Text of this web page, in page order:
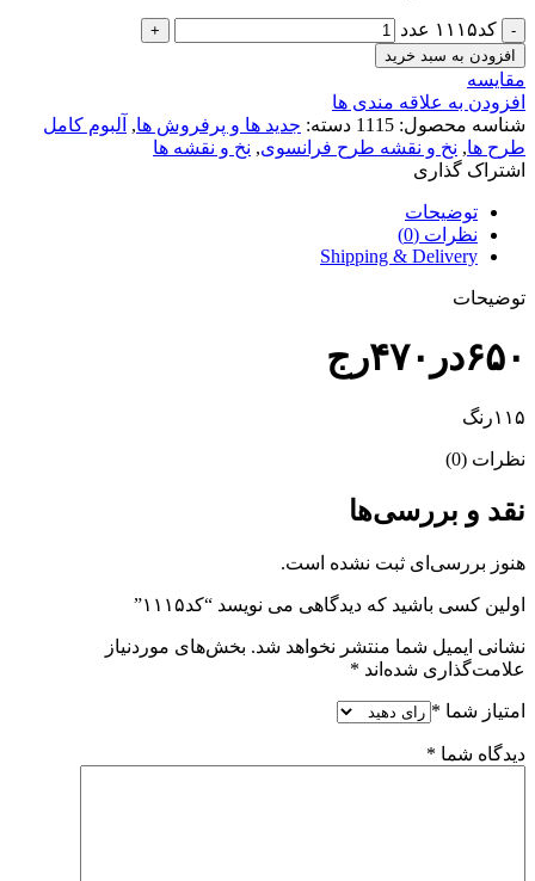
کد۱۱۱۵ عدد
افزودن به سبد خرید
مقایسه
افزودن به علاقه مندی ها
شناسه محصول: 1115 دسته: جدید ها و پرفروش ها, آلبوم کامل
طرح ها, نخ و نقشه طرح فرانسوی, نخ و نقشه ها
اشتراک گذاری
توضیحات
نظرات (0)
Shipping & Delivery
توضیحات
۶۵۰در۴۷۰رج
۱۱۵رنگ
نظرات (0)
نقد و بررسی‌ها
هنوز بررسی‌ای ثبت نشده است.
اولین کسی باشید که دیدگاهی می نویسد “کد۱۱۱۵”
نشانی ایمیل شما منتشر نخواهد شد. بخش‌های موردنیاز
علامت‌گذاری شده‌اند *
امتیاز شما *
دیدگاه شما *